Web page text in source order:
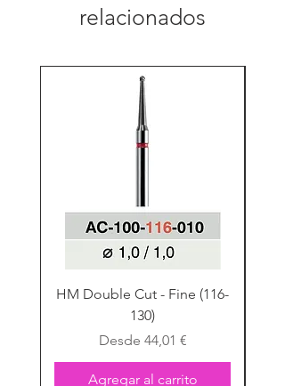
relacionados
HM Double Cut - Fine (116-
130)
Desde 44,01 €
Precio de oferta
Agregar al carrito